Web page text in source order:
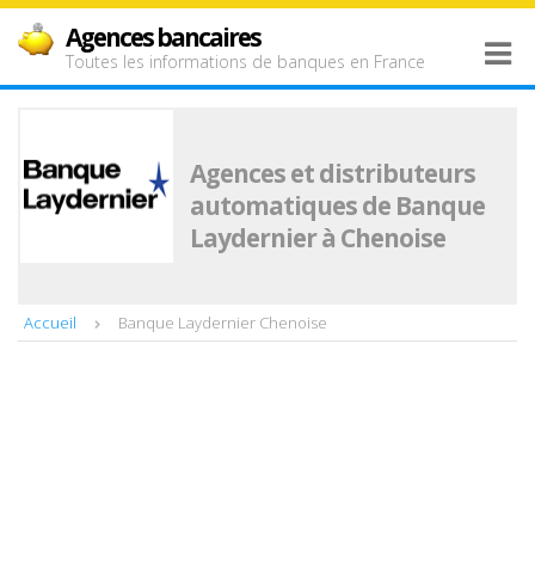
Agences bancaires
Toutes les informations de banques en France
Agences et distributeurs
automatiques de Banque
Laydernier à Chenoise
Accueil Banque Laydernier Chenoise